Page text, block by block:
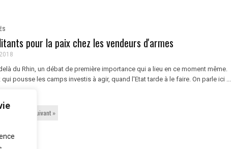
pour la paix chez les vendeurs d'armes
du Rhin, un débat de première importance qui a lieu en ce moment même.
qui pousse les camps investis à agir, quand l'Etat tarde à le faire. On parle ici ...
Suivant »